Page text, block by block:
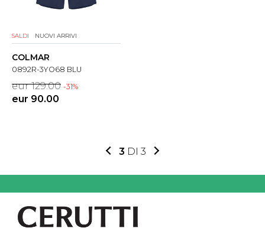
SALDI NUOVI ARRIVI
COLMAR
0892R-3YO68 BLU
eur 129.00 -31%
eur 90.00
3 DI 3